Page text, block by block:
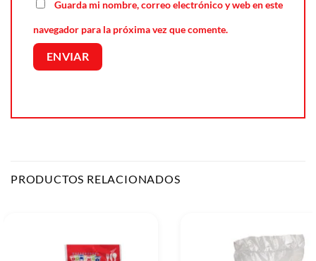
Guarda mi nombre, correo electrónico y web en este
navegador para la próxima vez que comente.
PRODUCTOS RELACIONADOS